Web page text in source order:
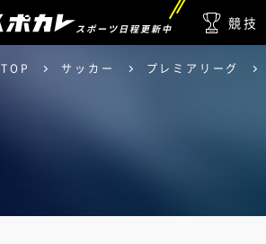
スポーツ日程更新中 競技
TOP サッカー プレミアリーグ